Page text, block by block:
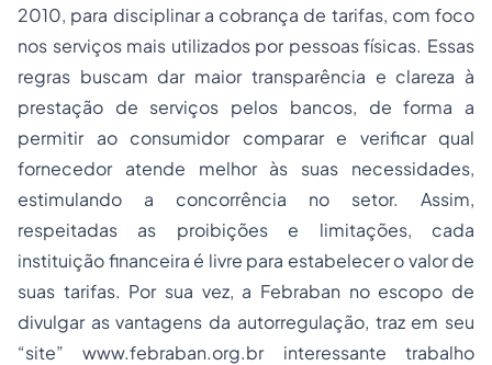
2010, para disciplinar a cobrança de tarifas, com foco
nos serviços mais utilizados por pessoas físicas. Essas
regras buscam dar maior transparência e clareza à
prestação de serviços pelos bancos, de forma a
permitir ao consumidor comparar e verificar qual
fornecedor atende melhor às suas necessidades,
estimulando a concorrência no setor. Assim,
respeitadas as proibições e limitações, cada
instituição financeira é livre para estabelecer o valor de
suas tarifas. Por sua vez, a Febraban no escopo de
divulgar as vantagens da autorregulação, traz em seu
“site” www.febraban.org.br interessante trabalho